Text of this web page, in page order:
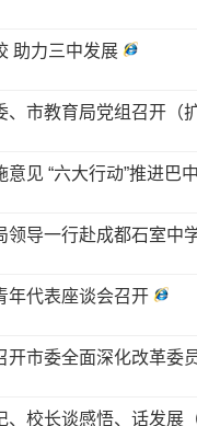
助力三中发展
、市教育局党组召开（
意见 “六大行动”推进巴
领导一行赴成都石室中
年代表座谈会召开
开市委全面深化改革委
、校长谈感悟、话发展（